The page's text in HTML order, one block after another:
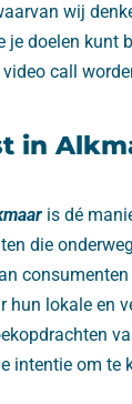
wij
je doelen kunt
call
in
is dé
die
consumenten
hun lokale en
intentie om te